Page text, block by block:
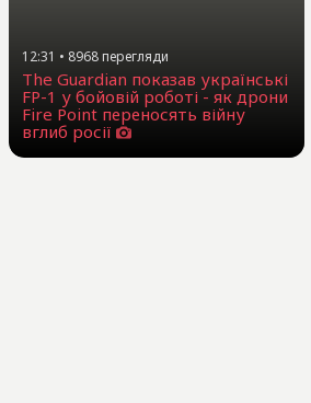
12:31 • 8968перегляди
The Guardian показав українські
FP-1 у бойовій роботі - як дрони
Fire Point переносять війну
вглиб росії